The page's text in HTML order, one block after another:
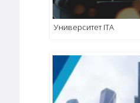
Университет ITA